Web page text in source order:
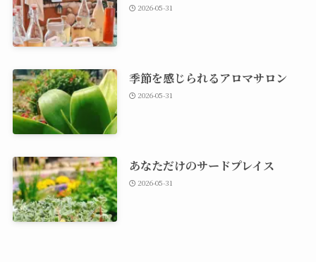
2026-05-31
季節を感じられるアロマサロン
2026-05-31
あなただけのサードプレイス
2026-05-31